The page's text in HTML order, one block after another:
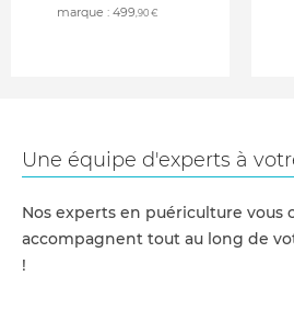
marque : 499,90 €
Une équipe d'experts à
Nos experts en puériculture vous
accompagnent tout au long de
!